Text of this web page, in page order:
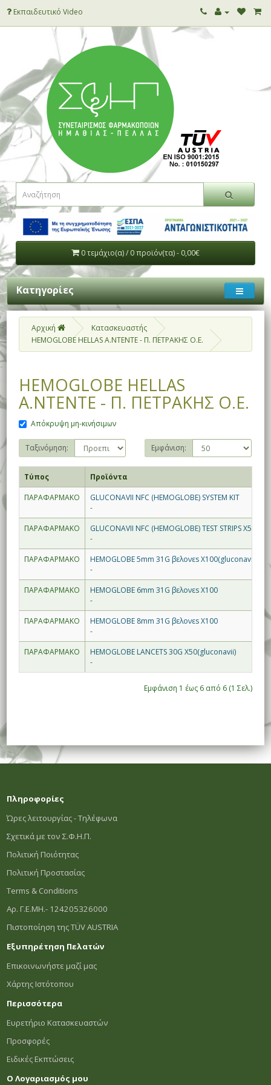
Εκπαιδευτικό Video
0 τεμάχιο(α) / 0 προϊόν(τα) - 0,00€
Κατηγορίες
Αρχική
Κατασκευαστής
HEMOGLOBE HELLAS A.NTENTE - Π. ΠΕΤΡΑΚΗΣ Ο.Ε.
HEMOGLOBE HELLAS
A.NTENTE - Π. ΠΕΤΡΑΚΗΣ Ο.Ε.
Απόκρυψη μη-κινήσιμων
Ταξινόμηση: Εμφάνιση:
Τύπος
Προϊόντα
ΠΑΡΑΦΑΡΜΑΚΟ
GLUCONAVII NFC (HEMOGLOBE) SYSTEM KIT
-
ΠΑΡΑΦΑΡΜΑΚΟ
GLUCONAVII NFC (HEMOGLOBE) TEST STRIPS X50
-
ΠΑΡΑΦΑΡΜΑΚΟ
HEMOGLOBE 5mm 31G βελονεs X100(gluconavii)
-
ΠΑΡΑΦΑΡΜΑΚΟ
HEMOGLOBE 6mm 31G βελονεs X100
-
ΠΑΡΑΦΑΡΜΑΚΟ
HEMOGLOBE 8mm 31G βελονεs X100
-
ΠΑΡΑΦΑΡΜΑΚΟ
HEMOGLOBE LANCETS 30G X50(gluconavii)
-
Εμφάνιση 1 έως 6 από 6 (1 Σελ.)
Πληροφορίες
Ώρες λειτουργίας - Τηλέφωνα
Σχετικά με τον Σ.Φ.Η.Π.
Πολιτική Ποιότητας
Πολιτική Προστασίας
Terms & Conditions
Αρ. Γ.Ε.ΜΗ.- 124205326000
Πιστοποίηση της TÜV AUSTRIA
Εξυπηρέτηση Πελατών
Επικοινωνήστε μαζί μας
Χάρτης Ιστότοπου
Περισσότερα
Ευρετήριο Κατασκευαστών
Προσφορές
Ειδικές Εκπτώσεις
Ο Λογαριασμός μου